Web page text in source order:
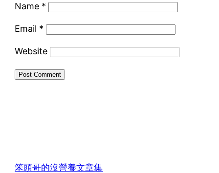
Name *
Email *
Website
笨頭哥的沒營養文章集